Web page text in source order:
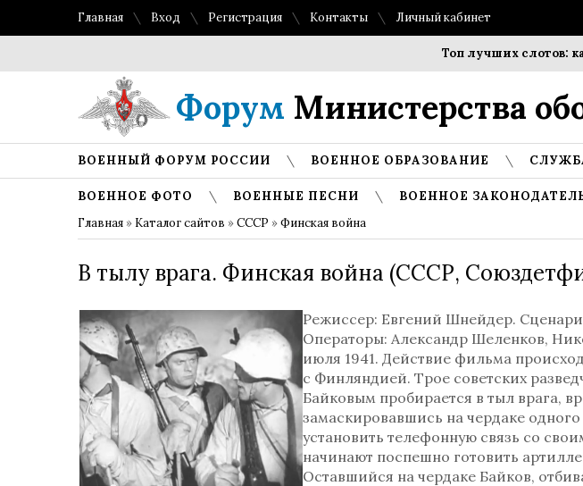
Главная Вход Регистрация Контакты Личный кабинет
Топ лучших слотов:
Форум Министерства
ВОЕННЫЙ ФОРУМ РОССИИ ВОЕННОЕ ОБРАЗОВАНИЕ
ВОЕННОЕ ФОТО ВОЕННЫЕ ПЕСНИ ВОЕННОЕ
Главная » Каталог сайтов »СССР »Финская война
В тылу врага. Финская война (СССР,
Режиссер: Евгений Шнейдер.
Операторы: Александр Шеленков,
июля 1941. Действие фильма
с Финляндией. Трое советских
Байковым пробирается в тыл врага,
замаскировавшись на чердаке одного
установить телефонную связь со
начинают поспешно готовить
Оставшийся на чердаке Байков,